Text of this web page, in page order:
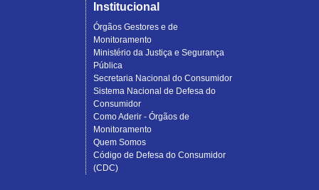
Institucional
Órgãos Gestores e de
Monitoramento
Ministério da Justiça e Segurança
Pública
Secretaria Nacional do Consumidor
Sistema Nacional de Defesa do
Consumidor
Como Aderir - Órgãos de
Monitoramento
Quem Somos
Código de Defesa do Consumidor
(CDC)